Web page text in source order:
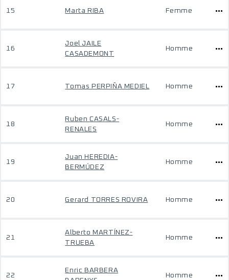
15 Marta RIBA Femme
16
Joel JAILE
CASADEMONT
Homme
17 Tomas PERPIÑA MEDIEL Homme
18
Ruben CASALS-
RENALES
Homme
19
Juan HEREDIA-
BERMÚDEZ
Homme
20 Gerard TORRES ROVIRA Homme
21
Alberto MARTÍNEZ-
TRUEBA
Homme
22
Enric BARBERA
Homme